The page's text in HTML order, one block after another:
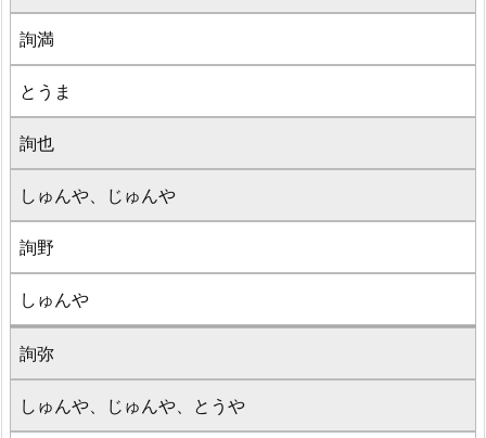
詢満
とうま
詢也
しゅんや、じゅんや
詢野
しゅんや
詢弥
しゅんや、じゅんや、とうや